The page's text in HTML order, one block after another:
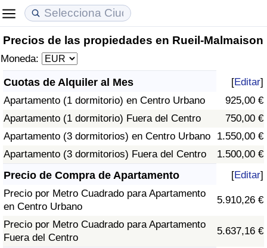
Precios de las propiedades en Rueil-Malmaison
Moneda:
Cuotas de Alquiler al Mes [Editar]
Apartamento (1 dormitorio) en Centro Urbano
925,00 €
Apartamento (1 dormitorio) Fuera del Centro
750,00 €
Apartamento (3 dormitorios) en Centro Urbano
1.550,00 €
Apartamento (3 dormitorios) Fuera del Centro
1.500,00 €
Precio de Compra de Apartamento [Editar]
Precio por Metro Cuadrado para Apartamento
en Centro Urbano
5.910,26 €
Precio por Metro Cuadrado para Apartamento
Fuera del Centro
5.637,16 €
Coste de vida
Índice de Costo de Vida (Actual)
Índice de Costo de Vida
Índice de costo de vida por país
Precios de las propiedades
Índice de Precios de Inmuebles (Actual)
Índice de Precios de Inmuebles
Índice de Precios de Inmuebles por País
Calidad de Vida
Índice de Calidad de Vida
Índice de Calidad de Vida (Actual)
Índice de calidad de vida por país
Calificación del Índice de Criminalidad
(Actual)
Índice de Criminalidad